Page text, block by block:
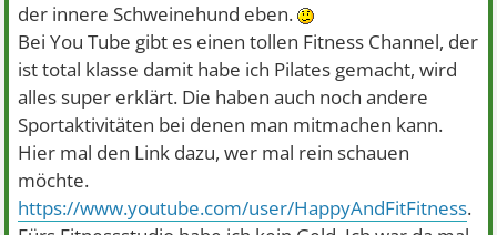
der innere Schweinehund eben.
Bei You Tube gibt es einen tollen Fitness Channel, der
ist total klasse damit habe ich Pilates gemacht, wird
alles super erklärt. Die haben auch noch andere
Sportaktivitäten bei denen man mitmachen kann.
Hier mal den Link dazu, wer mal rein schauen
möchte.
https://www.youtube.com/user/HappyAndFitFitness.